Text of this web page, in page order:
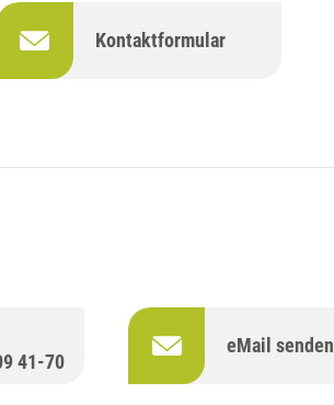
Kontaktformular
41-70
eMail senden